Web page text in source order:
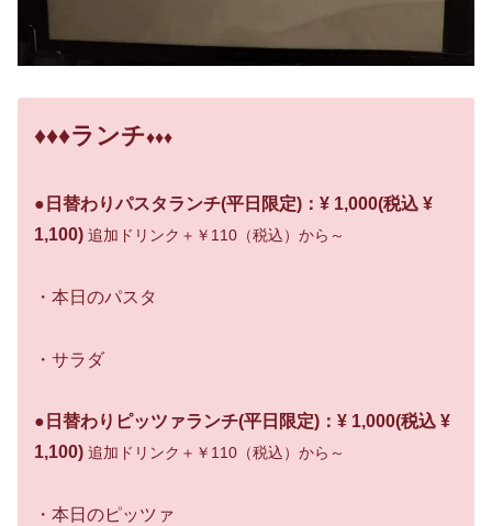
♦♦♦ランチ♦♦♦
●日替わりパスタランチ(平日限定)：¥ 1,000(税込 ¥
1,100) 追加ドリンク＋￥110（税込）から～
・本日のパスタ
・サラダ
●日替わりピッツァランチ(平日限定)：¥ 1,000(税込 ¥
1,100) 追加ドリンク＋￥110（税込）から～
・本日のピッツァ